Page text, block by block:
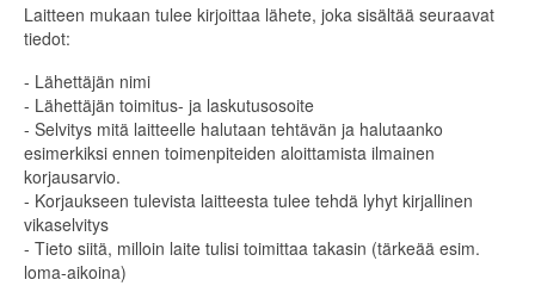
Laitteen mukaan tulee kirjoittaa lähete, joka sisältää seuraavat
tiedot:
- Lähettäjän nimi
- Lähettäjän toimitus- ja laskutusosoite
- Selvitys mitä laitteelle halutaan tehtävän ja halutaanko
esimerkiksi ennen toimenpiteiden aloittamista ilmainen
korjausarvio.
- Korjaukseen tulevista laitteesta tulee tehdä lyhyt kirjallinen
vikaselvitys
- Tieto siitä, milloin laite tulisi toimittaa takasin (tärkeää esim.
loma-aikoina)